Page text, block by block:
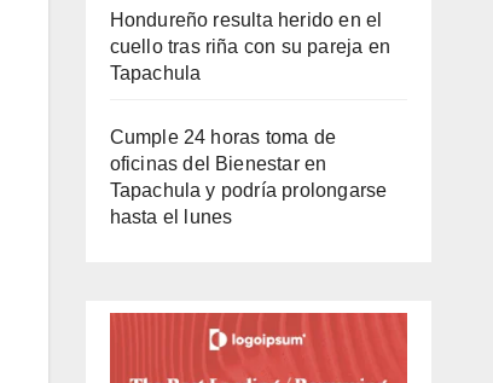
Hondureño resulta herido en el
cuello tras riña con su pareja en
Tapachula
Cumple 24 horas toma de
oficinas del Bienestar en
Tapachula y podría prolongarse
hasta el lunes